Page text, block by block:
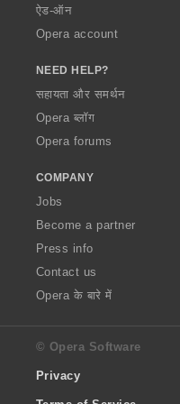
ऐड-ऑन
Opera account
NEED HELP?
सहायता और समर्थन
Opera ब्लॉग
Opera forums
COMPANY
Jobs
Become a partner
Press info
Contact us
Opera के बारे में
© Opera Software
Privacy